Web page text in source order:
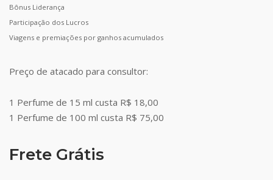
Bônus Liderança
Participação dos Lucros
Viagens e premiações por ganhos acumulados
Preço de atacado para consultor:
1 Perfume de 15 ml custa R$ 18,00
1 Perfume de 100 ml custa R$ 75,00
Frete Grátis